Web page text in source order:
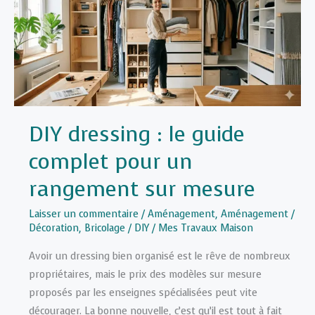
DIY dressing : le guide
complet pour un
rangement sur mesure
Laisser un commentaire /Aménagement, Aménagement /
Décoration, Bricolage / DIY/ Mes Travaux Maison
Avoir un dressing bien organisé est le rêve de nombreux
propriétaires, mais le prix des modèles sur mesure
proposés par les enseignes spécialisées peut vite
décourager. La bonne nouvelle, c’est qu’il est tout à fait